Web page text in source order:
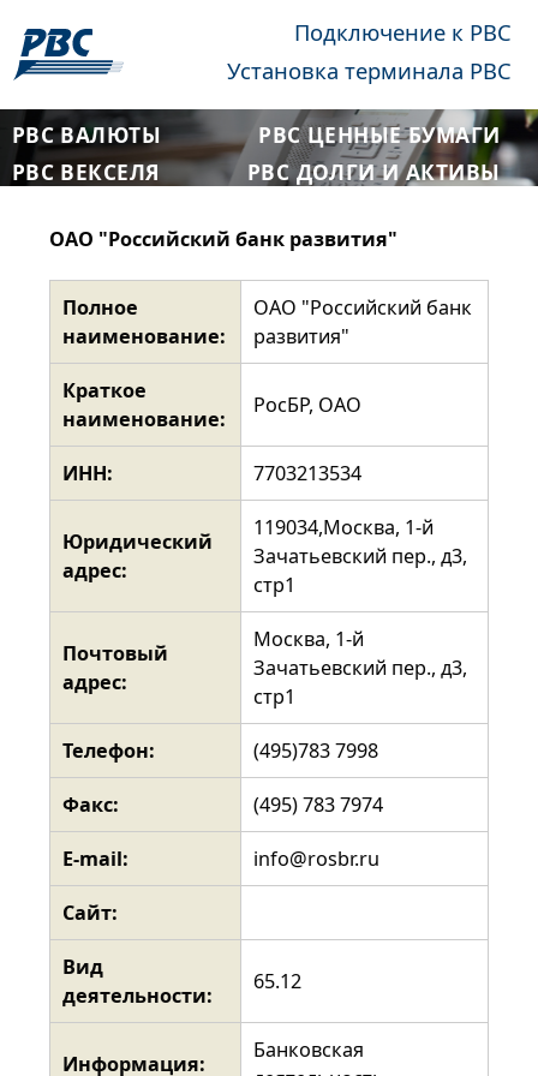
Подключение к РВС
Установка терминала РВС
РВС ВАЛЮТЫ
РВС ЦЕННЫЕ БУМАГИ
РВС ВЕКСЕЛЯ
РВС ДОЛГИ И АКТИВЫ
ОАО "Российский банк развития"
Полное
наименование:
ОАО "Российский банк
развития"
Краткое
наименование:
РосБР, ОАО
ИНН: 7703213534
Юридический
адрес:
119034,Москва, 1-й
Зачатьевский пер., д3,
стр1
Почтовый
адрес:
Москва, 1-й
Зачатьевский пер., д3,
стр1
Телефон: (495)783 7998
Факс: (495) 783 7974
E-mail: info@rosbr.ru
Сайт:
Вид
деятельности:
65.12
Информация:
Банковская